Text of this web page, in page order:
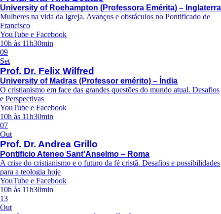
University of Roehampton (Professora Emérita) – Inglaterra
Mulheres na vida da Igreja. Avanços e obstáculos no Pontificado de
Francisco
YouTube e Facebook
10h às 11h30min
09
Set
Prof. Dr. Felix Wilfred
University of Madras (Professor emérito) – Índia
O cristianismo em face das grandes questões do mundo atual. Desafios
e Perspectivas
YouTube e Facebook
10h às 11h30min
07
Out
Prof. Dr. Andrea Grillo
Pontificio Ateneo Sant'Anselmo – Roma
A crise do cristianismo e o futuro da fé cristã. Desafios e possibilidades
para a teologia hoje
YouTube e Facebook
10h às 11h30min
13
Out